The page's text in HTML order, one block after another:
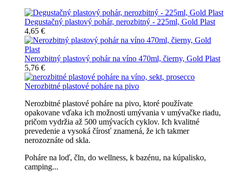
Degustačný plastový pohár, nerozbitný - 225ml, Gold Plast
4,65 €
Nerozbitný plastový pohár na víno 470ml, čierny, Gold Plast
5,76 €
Nerozbitné plastové poháre na pivo
Nerozbitné plastové poháre na pivo, ktoré používate
opakovane vďaka ich možnosti umývania v umývačke riadu,
pričom vydržia až 500 umývacích cyklov. Ich kvalitné
prevedenie a vysoká čírosť znamená, že ich takmer
nerozoznáte od skla.
Poháre na loď, čln, do wellness, k bazénu, na kúpalisko,
camping...